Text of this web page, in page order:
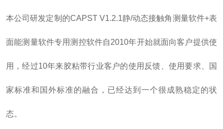
本公司研发定制的CAPST V1.2.1静/动态接触角测量软件+表
面能测量软件专用测控软件自2010年开始就面向客户提供使
用，经过10年来胶粘带行业客户的使用反馈、使用要求、国
家标准和国外标准的融合，已经达到一个很成熟稳定的状
态。